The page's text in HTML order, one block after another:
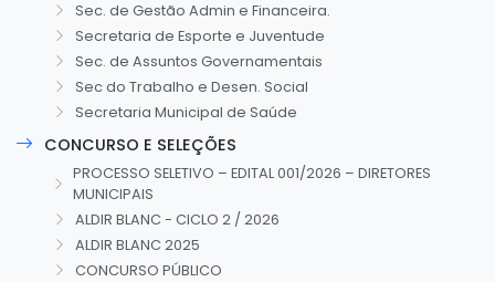
Sec. de Gestão Admin e Financeira.
Secretaria de Esporte e Juventude
Sec. de Assuntos Governamentais
Sec do Trabalho e Desen. Social
Secretaria Municipal de Saúde
CONCURSO E SELEÇÕES
PROCESSO SELETIVO – EDITAL 001/2026 – DIRETORES
MUNICIPAIS
ALDIR BLANC - CICLO 2 / 2026
ALDIR BLANC 2025
CONCURSO PÚBLICO